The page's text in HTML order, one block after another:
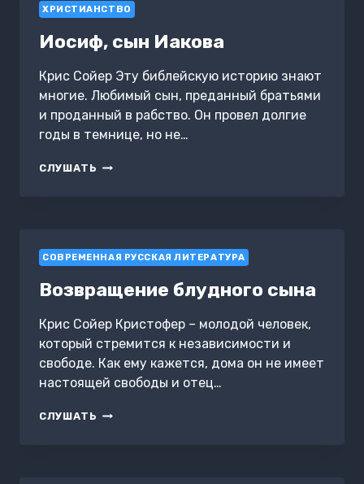
ХРИСТИАНСТВО
Иосиф, сын Иакова
Крис Сойер Эту библейскую историю знают
многие. Любимый сын, преданный братьями
и проданный в рабство. Он провел долгие
годы в темнице, но не…
СЛУШАТЬ ИОСИФ,
СОВРЕМЕННАЯ РУССКАЯ ЛИТЕРАТУРА
Возвращение блудного сына
Крис Сойер Кристофер – молодой человек,
который стремится к независимости и
свободе. Как ему кажется, дома он не имеет
настоящей свободы и отец…
СЛУШАТЬ ВОЗВРАЩЕНИЕ